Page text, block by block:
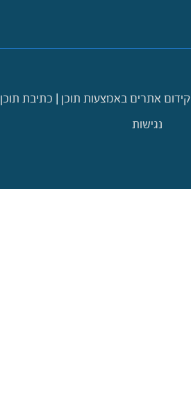
קידום אתרים באמצעות תוכן כתיבת תוכן
נגישות